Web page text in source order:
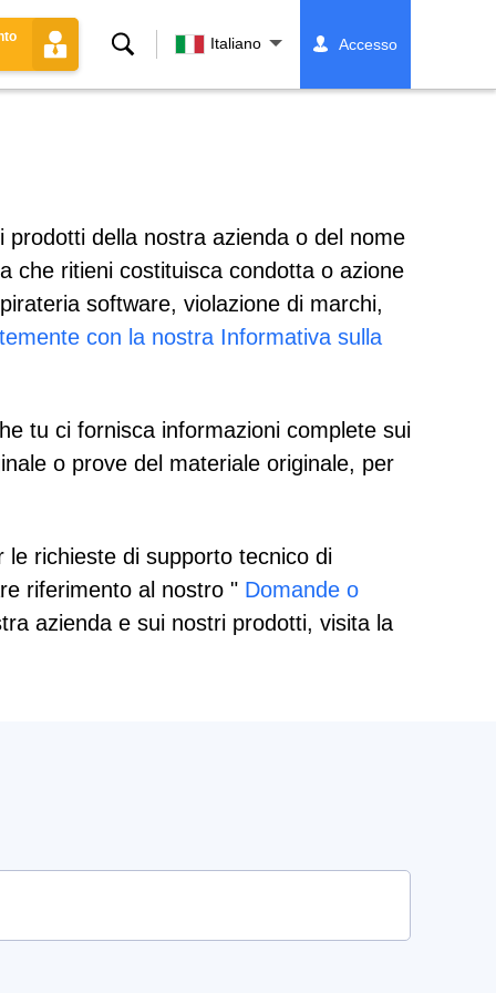
Ricerca Italiano Accesso
della nostra azienda o del nome
che ritieni costituisca condotta o azione
software, violazione di marchi,
con la nostra Informativa sulla
tu ci fornisca informazioni complete sui
o prove del materiale originale, per
le richieste di supporto tecnico di
riferimento al nostro " Domande o
azienda e sui nostri prodotti, visita la